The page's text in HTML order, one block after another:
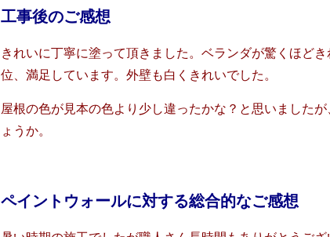
工事後のご感想
きれいに丁寧に塗って頂きました。ベランダが驚くほど
位、満足しています。外壁も白くきれいでした。
屋根の色が見本の色より少し違ったかな？と思いました
ょうか。
ペイントウォールに対する総合的なご感想